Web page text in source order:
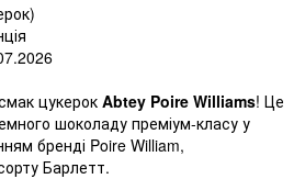
цукерок Abtey Poire Williams! Це
шоколаду преміум-класу у
бренді Poire William,
Барлетт.